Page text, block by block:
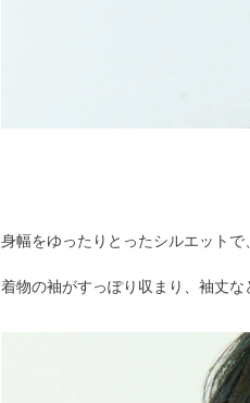
身幅をゆったりとったシルエットで
着物の袖がすっぽり収まり、袖丈